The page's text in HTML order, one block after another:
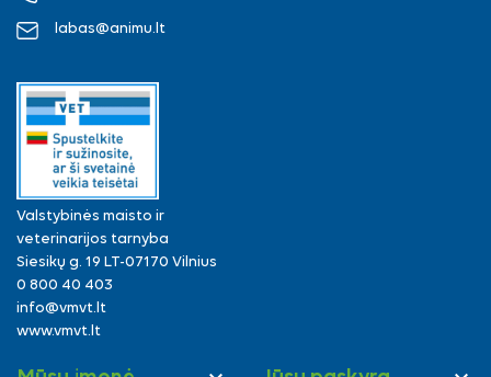
labas@animu.lt
Valstybinės maisto ir
veterinarijos tarnyba
Siesikų g. 19 LT-07170 Vilnius
0 800 40 403
info@vmvt.lt
www.vmvt.lt